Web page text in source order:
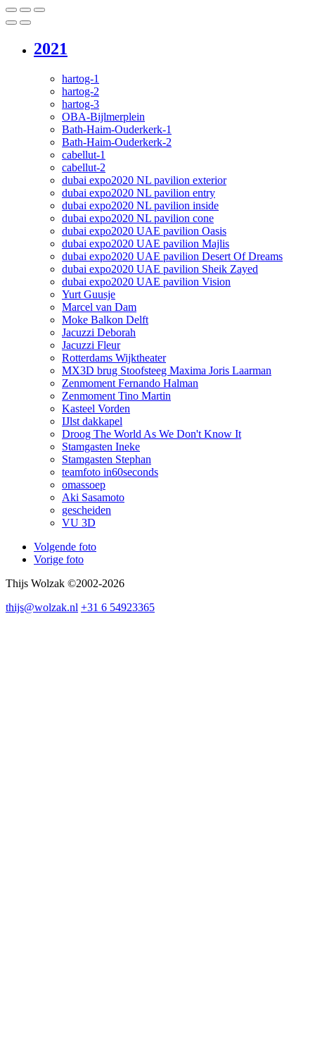
2021
hartog-1
hartog-2
hartog-3
OBA-Bijlmerplein
Bath-Haim-Ouderkerk-1
Bath-Haim-Ouderkerk-2
cabellut-1
cabellut-2
dubai expo2020 NL pavilion exterior
dubai expo2020 NL pavilion entry
dubai expo2020 NL pavilion inside
dubai expo2020 NL pavilion cone
dubai expo2020 UAE pavilion Oasis
dubai expo2020 UAE pavilion Majlis
dubai expo2020 UAE pavilion Desert Of Dreams
dubai expo2020 UAE pavilion Sheik Zayed
dubai expo2020 UAE pavilion Vision
Yurt Guusje
Marcel van Dam
Moke Balkon Delft
Jacuzzi Deborah
Jacuzzi Fleur
Rotterdams Wijktheater
MX3D brug Stoofsteeg Maxima Joris Laarman
Zenmoment Fernando Halman
Zenmoment Tino Martin
Kasteel Vorden
IJlst dakkapel
Droog The World As We Don't Know It
Stamgasten Ineke
Stamgasten Stephan
teamfoto in60seconds
omassoep
Aki Sasamoto
gescheiden
VU 3D
Volgende foto
Vorige foto
Thijs Wolzak ©2002-2026
thijs@wolzak.nl +31 6 54923365